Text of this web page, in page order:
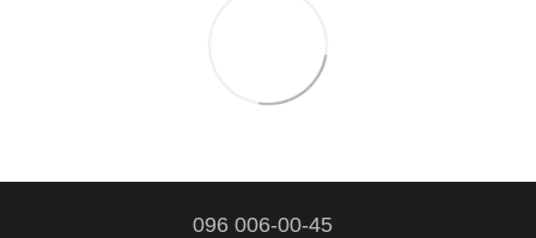
096 006-00-45